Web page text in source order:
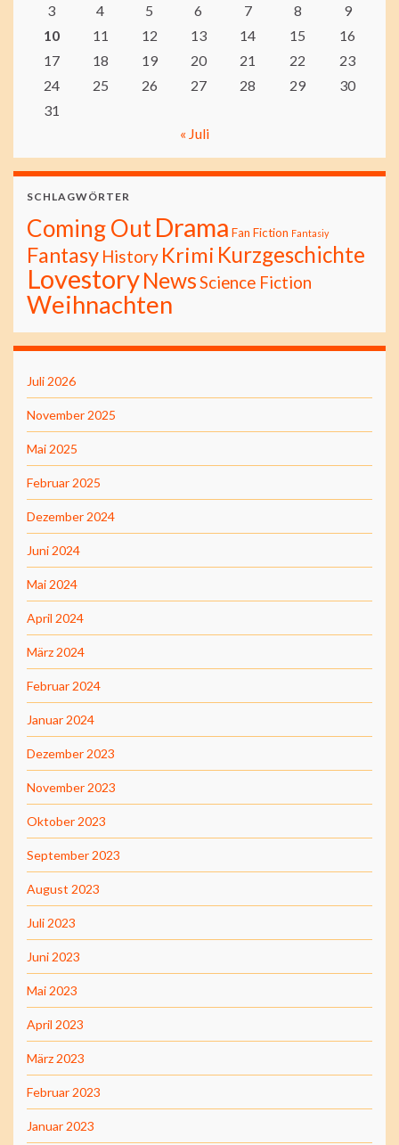
3
4 5 6 7 8
9
10
11 12 13 14 15
16
17
18 19 20 21 22
23
24
25 26 27 28 29
30
31
« Juli
SCHLAGWÖRTER
Coming OutDrama Fan Fiction Fantasiy
Fantasy History Krimi Kurzgeschichte
LovestoryNewsScience Fiction
Weihnachten
Juli 2026
November 2025
Mai 2025
Februar 2025
Dezember 2024
Juni 2024
Mai 2024
April 2024
März 2024
Februar 2024
Januar 2024
Dezember 2023
November 2023
Oktober 2023
September 2023
August 2023
Juli 2023
Juni 2023
Mai 2023
April 2023
März 2023
Februar 2023
Januar 2023